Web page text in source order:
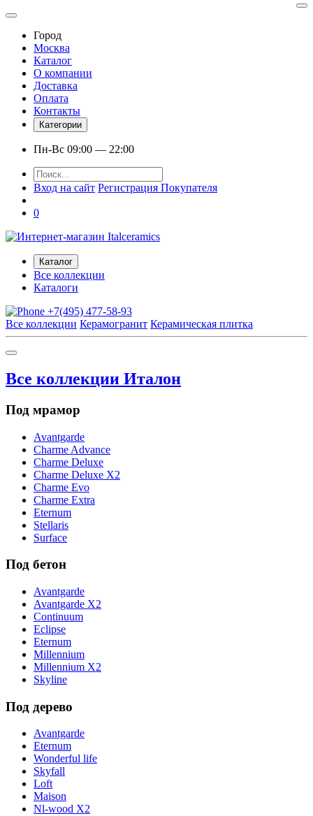
Город
Москва
Каталог
О компании
Доставка
Оплата
Контакты
Категории
Пн-Вс 09:00 — 22:00
Вход на сайт Регистрация Покупателя
0
Каталог
Все коллекции
Каталоги
+7(495) 477-58-93
Все коллекции Керамогранит Керамическая плитка
Все коллекции Италон
Под мрамор
Avantgarde
Charme Advance
Charme Deluxe
Charme Deluxe X2
Charme Evo
Charme Extra
Eternum
Stellaris
Surface
Под бетон
Avantgarde
Avantgarde X2
Continuum
Eclipse
Eternum
Millennium
Millennium X2
Skyline
Под дерево
Avantgarde
Eternum
Wonderful life
Skyfall
Loft
Maison
Nl-wood X2